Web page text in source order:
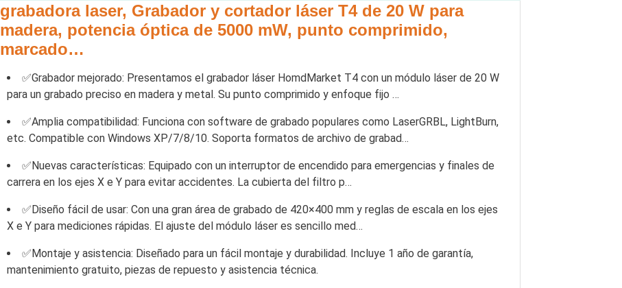
grabadora laser, Grabador y cortador láser T4 de 20 W para
madera, potencia óptica de 5000 mW, punto comprimido,
marcado…
✅Grabador mejorado: Presentamos el grabador láser HomdMarket T4 con un módulo láser de 20 W
para un grabado preciso en madera y metal. Su punto comprimido y enfoque fijo …
✅Amplia compatibilidad: Funciona con software de grabado populares como LaserGRBL, LightBurn,
etc. Compatible con Windows XP/7/8/10. Soporta formatos de archivo de grabad…
✅Nuevas características: Equipado con un interruptor de encendido para emergencias y finales de
carrera en los ejes X e Y para evitar accidentes. La cubierta del filtro p…
✅Diseño fácil de usar: Con una gran área de grabado de 420×400 mm y reglas de escala en los ejes
X e Y para mediciones rápidas. El ajuste del módulo láser es sencillo med…
✅Montaje y asistencia: Diseñado para un fácil montaje y durabilidad. Incluye 1 año de garantía,
mantenimiento gratuito, piezas de repuesto y asistencia técnica.